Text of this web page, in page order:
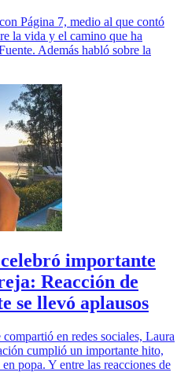
Página 7, medio al que contó
la vida y el camino que ha
Además habló sobre la
importante
Reacción de
se llevó aplausos
en redes sociales, Laura
cumplió un importante hito,
popa. Y entre las reacciones de